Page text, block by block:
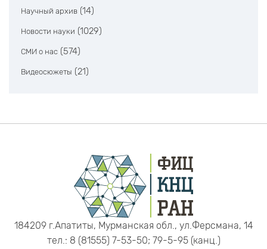
Научный архив (14)
Новости науки (1029)
СМИ о нас (574)
Видеосюжеты (21)
184209 г.Апатиты, Мурманская обл., ул.Ферсмана, 14
тел.: 8 (81555) 7-53-50; 79-5-95 (канц.)